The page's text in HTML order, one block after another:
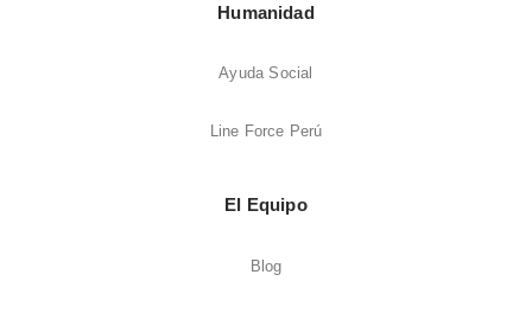
Humanidad
Ayuda Social
Line Force Perú
El Equipo
Blog